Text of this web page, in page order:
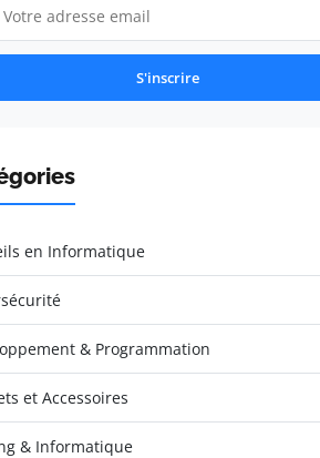
S'inscrire
en Informatique
& Programmation
et Accessoires
& Informatique